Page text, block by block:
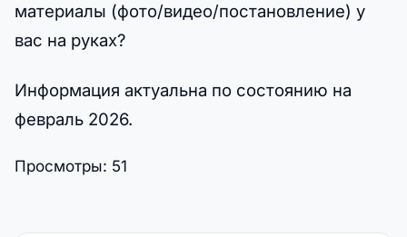
материалы (фото/видео/постановление) у
вас на руках?
Информация актуальна по состоянию на
февраль 2026.
Просмотры: 51